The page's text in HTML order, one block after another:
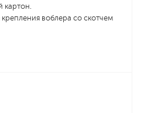
картон.
воблера со скотчем